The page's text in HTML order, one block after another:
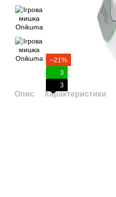
−21%
3
3
Опис Характеристики